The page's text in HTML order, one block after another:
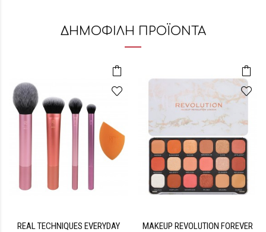
ΔΗΜΟΦΙΛΗ ΠΡΟΪΟΝΤΑ
REAL TECHNIQUES EVERYDAY
MAKEUP REVOLUTION FOREVER